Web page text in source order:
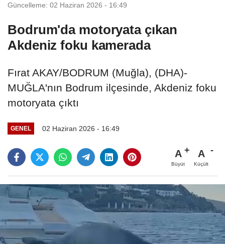
Güncelleme: 02 Haziran 2026 - 16:49
Bodrum'da motoryata çıkan
Akdeniz foku kamerada
Fırat AKAY/BODRUM (Muğla), (DHA)-
MUĞLA'nın Bodrum ilçesinde, Akdeniz foku
motoryata çıktı
GENEL 02 Haziran 2026 - 16:49
A
Büyüt
A
Küçült